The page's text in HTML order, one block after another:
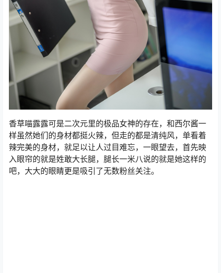
香草喵露露可是二次元里的极品女神的存在，和西尔酱一
样虽然她们的身材都挺火辣，但走的都是清纯风，单看着
辣完美的身材，就足以让人过目难忘，一眼望去，首先映
入眼帘的就是姓敢大长腿，腿长一米八说的就是她这样的
吧，大大的眼睛更是吸引了无数粉丝关注。